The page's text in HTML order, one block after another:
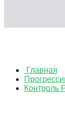
Главная
Контроль